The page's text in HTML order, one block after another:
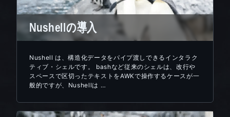
Nushellの導入
Nushell は、構造化データをパイプ渡しできるインタラク
ティブ・シェルです。 bashなど従来のシェルは、改行や
スペースで区切ったテキストをAWKで操作するケースが一
般的ですが、Nushellは …